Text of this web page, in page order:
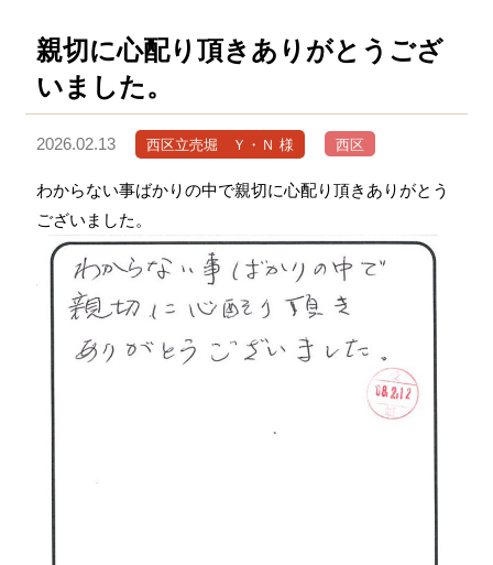
親切に心配り頂きありがとうござ
いました。
2026.02.13 西区立売堀 Ｙ・Ｎ 様 西区
わからない事ばかりの中で親切に心配り頂きありがとう
ございました。